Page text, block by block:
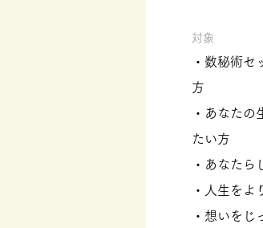
対象
・数秘術セ
方
・あなたの
たい方
・あなたら
・人生をよ
・想いをじ